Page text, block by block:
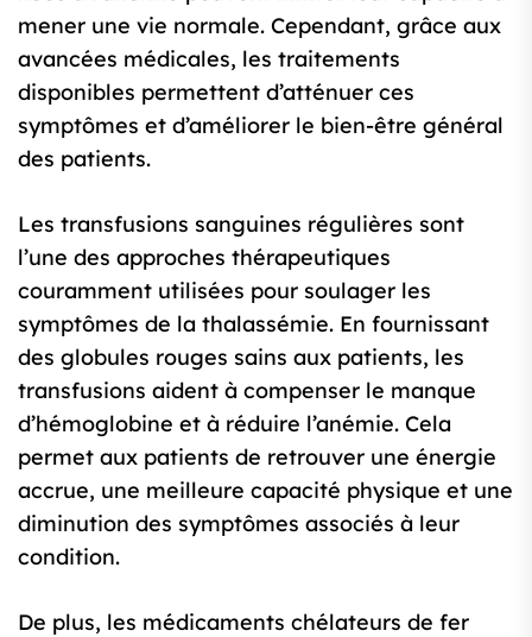
mener une vie normale. Cependant, grâce aux
avancées médicales, les traitements
disponibles permettent d’atténuer ces
symptômes et d’améliorer le bien-être général
des patients.
Les transfusions sanguines régulières sont
l’une des approches thérapeutiques
couramment utilisées pour soulager les
symptômes de la thalassémie. En fournissant
des globules rouges sains aux patients, les
transfusions aident à compenser le manque
d’hémoglobine et à réduire l’anémie. Cela
permet aux patients de retrouver une énergie
accrue, une meilleure capacité physique et une
diminution des symptômes associés à leur
condition.
De plus, les médicaments chélateurs de fer